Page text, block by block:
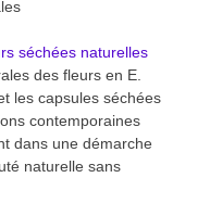
séchées naturelles
des fleurs en E.
les capsules séchées
contemporaines
dans une démarche
naturelle sans